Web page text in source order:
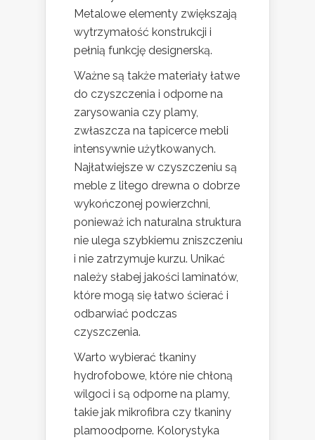
Metalowe elementy zwiększają
wytrzymałość konstrukcji i
pełnią funkcję designerską.
Ważne są także materiały łatwe
do czyszczenia i odporne na
zarysowania czy plamy,
zwłaszcza na tapicerce mebli
intensywnie użytkowanych.
Najłatwiejsze w czyszczeniu są
meble z litego drewna o dobrze
wykończonej powierzchni,
ponieważ ich naturalna struktura
nie ulega szybkiemu zniszczeniu
i nie zatrzymuje kurzu. Unikać
należy słabej jakości laminatów,
które mogą się łatwo ścierać i
odbarwiać podczas
czyszczenia.
Warto wybierać tkaniny
hydrofobowe, które nie chłoną
wilgoci i są odporne na plamy,
takie jak mikrofibra czy tkaniny
plamoodporne. Kolorystyka